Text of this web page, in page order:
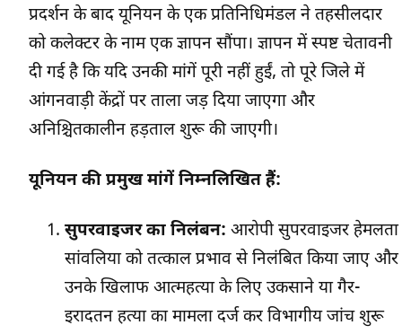
प्रदर्शन के बाद यूनियन के एक प्रतिनिधिमंडल ने तहसीलदार
को कलेक्टर के नाम एक ज्ञापन सौंपा। ज्ञापन में स्पष्ट चेतावनी
दी गई है कि यदि उनकी मांगें पूरी नहीं हुईं, तो पूरे जिले में
आंगनवाड़ी केंद्रों पर ताला जड़ दिया जाएगा और
अनिश्चितकालीन हड़ताल शुरू की जाएगी।
यूनियन की प्रमुख मांगें निम्नलिखित हैं:
सुपरवाइजर का निलंबन: आरोपी सुपरवाइजर हेमलता
सांवलिया को तत्काल प्रभाव से निलंबित किया जाए और
उनके खिलाफ आत्महत्या के लिए उकसाने या गैर-
इरादतन हत्या का मामला दर्ज कर विभागीय जांच शुरू